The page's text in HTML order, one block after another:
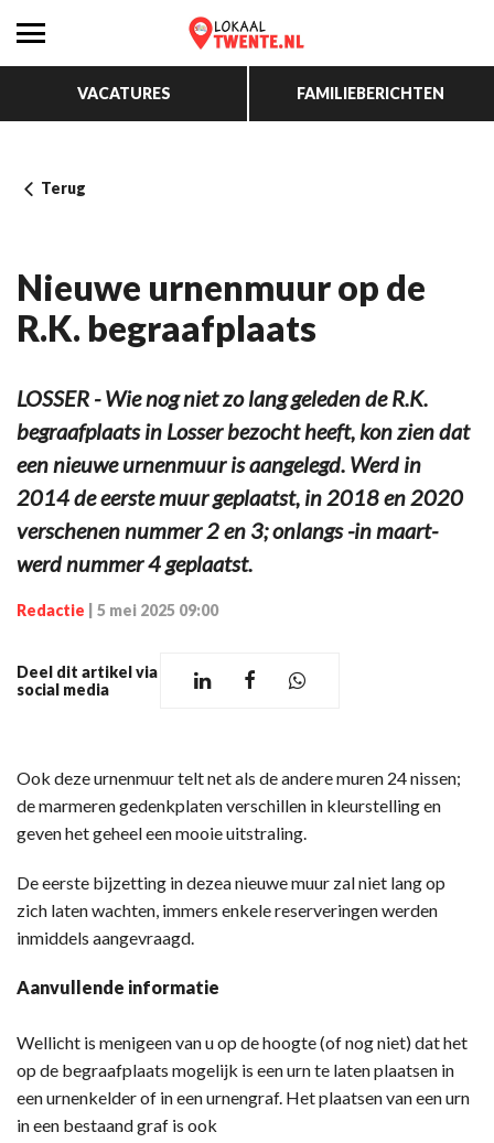
VACATURES FAMILIEBERICHTEN
Terug
Nieuwe urnenmuur op de
R.K. begraafplaats
LOSSER - Wie nog niet zo lang geleden de R.K.
begraafplaats in Losser bezocht heeft, kon zien dat
een nieuwe urnenmuur is aangelegd. Werd in
2014 de eerste muur geplaatst, in 2018 en 2020
verschenen nummer 2 en 3; onlangs -in maart-
werd nummer 4 geplaatst.
Redactie 5 mei 2025 09:00
Deel dit artikel via
social media
Ook deze urnenmuur telt net als de andere muren 24 nissen;
de marmeren gedenkplaten verschillen in kleurstelling en
geven het geheel een mooie uitstraling.
De eerste bijzetting in dezea nieuwe muur zal niet lang op
zich laten wachten, immers enkele reserveringen werden
inmiddels aangevraagd.
Aanvullende informatie
Wellicht is menigeen van u op de hoogte (of nog niet) dat het
op de begraafplaats mogelijk is een urn te laten plaatsen in
een urnenkelder of in een urnengraf. Het plaatsen van een urn
in een bestaand graf is ook